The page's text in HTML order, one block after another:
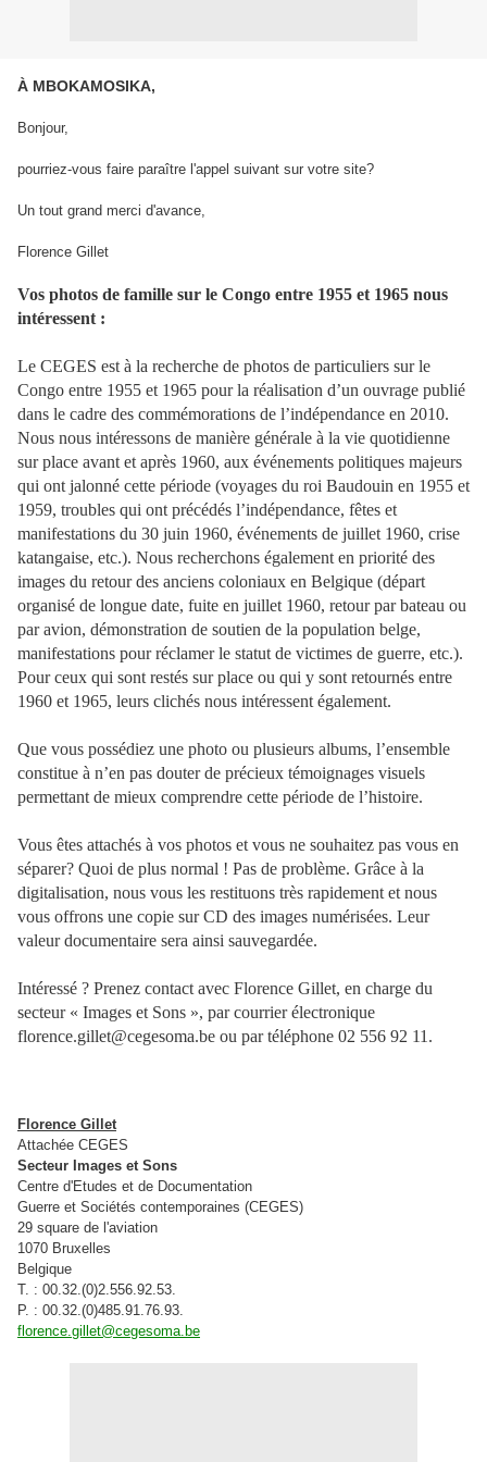
À MBOKAMOSIKA,
Bonjour,
pourriez-vous faire paraître l'appel suivant sur votre site?
Un tout grand merci d'avance,
Florence Gillet
Vos photos de famille sur le Congo entre 1955 et 1965 nous
intéressent :
Le CEGES est à la recherche de photos de particuliers sur le
Congo entre 1955 et 1965 pour la réalisation d’un ouvrage publié
dans le cadre des commémorations de l’indépendance en 2010.
Nous nous intéressons de manière générale à la vie quotidienne
sur place avant et après 1960, aux événements politiques majeurs
qui ont jalonné cette période (voyages du roi Baudouin en 1955 et
1959, troubles qui ont précédés l’indépendance, fêtes et
manifestations du 30 juin 1960, événements de juillet 1960, crise
katangaise, etc.). Nous recherchons également en priorité des
images du retour des anciens coloniaux en Belgique (départ
organisé de longue date, fuite en juillet 1960, retour par bateau ou
par avion, démonstration de soutien de la population belge,
manifestations pour réclamer le statut de victimes de guerre, etc.).
Pour ceux qui sont restés sur place ou qui y sont retournés entre
1960 et 1965, leurs clichés nous intéressent également.
Que vous possédiez une photo ou plusieurs albums, l’ensemble
constitue à n’en pas douter de précieux témoignages visuels
permettant de mieux comprendre cette période de l’histoire.
Vous êtes attachés à vos photos et vous ne souhaitez pas vous en
séparer? Quoi de plus normal ! Pas de problème. Grâce à la
digitalisation, nous vous les restituons très rapidement et nous
vous offrons une copie sur CD des images numérisées. Leur
valeur documentaire sera ainsi sauvegardée.
Intéressé ? Prenez contact avec Florence Gillet, en charge du
secteur « Images et Sons », par courrier électronique
florence.gillet@cegesoma.be ou par téléphone 02 556 92 11.
Florence Gillet
Attachée CEGES
Secteur Images et Sons
Centre d'Etudes et de Documentation
Guerre et Sociétés contemporaines (CEGES)
29 square de l'aviation
1070 Bruxelles
Belgique
T. : 00.32.(0)2.556.92.53.
P. : 00.32.(0)485.91.76.93.
florence.gillet@cegesoma.be